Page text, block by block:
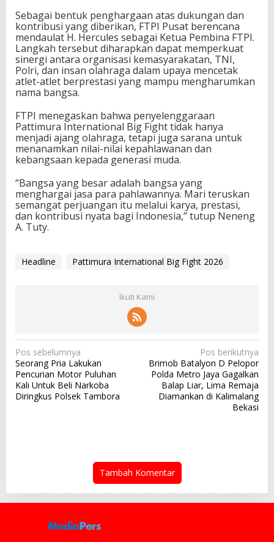
Sebagai bentuk penghargaan atas dukungan dan
kontribusi yang diberikan, FTPI Pusat berencana
mendaulat H. Hercules sebagai Ketua Pembina FTPI.
Langkah tersebut diharapkan dapat memperkuat
sinergi antara organisasi kemasyarakatan, TNI,
Polri, dan insan olahraga dalam upaya mencetak
atlet-atlet berprestasi yang mampu mengharumkan
nama bangsa.
FTPI menegaskan bahwa penyelenggaraan
Pattimura International Big Fight tidak hanya
menjadi ajang olahraga, tetapi juga sarana untuk
menanamkan nilai-nilai kepahlawanan dan
kebangsaan kepada generasi muda.
“Bangsa yang besar adalah bangsa yang
menghargai jasa para pahlawannya. Mari teruskan
semangat perjuangan itu melalui karya, prestasi,
dan kontribusi nyata bagi Indonesia,” tutup Neneng
A. Tuty.
Headline Pattimura International Big Fight 2026
Ikuti Kami
N
a
v
i
p
o
Pos sebelumnya
Seorang Pria Lakukan
Pencurian Motor Puluhan
Kali Untuk Beli Narkoba
Diringkus Polsek Tambora
Pos berikutnya
Brimob Batalyon D Pelopor
Polda Metro Jaya Gagalkan
Balap Liar, Lima Remaja
Diamankan di Kalimalang
Bekasi
Tambah Komentar